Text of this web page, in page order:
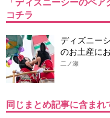
「ディズニーシーのペ
コチラ
ディズニー
のお土産に
二ノ瀬
同じまとめ記事に含まれ